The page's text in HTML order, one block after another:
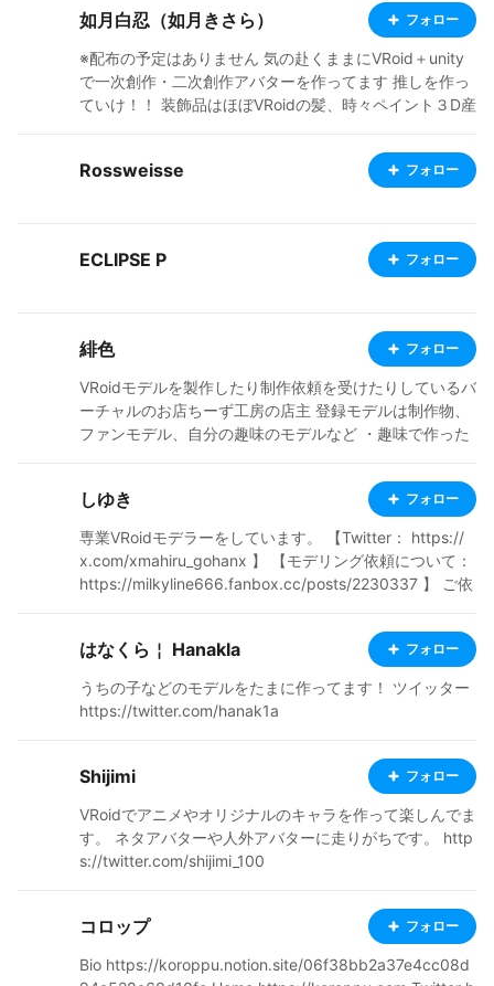
如月白忍（如月きさら） フォロー
※配布の予定はありません 気の赴くままにVRoid＋unity
で一次創作・二次創作アバターを作ってます 推しを作っ
ていけ！！ 装飾品はほぼVRoidの髪、時々ペイント３D産
様子がおかしくなってきた 意地でもblender触りたくな
いので一切blender無 ペンタブ出すのが面倒で全部マウ
sting ripped or modified versions of games and VRCs,
and posting MMD models without permission is the low
itself. For some reason, some people think that as long
as they show the citation source, they are free to use i
t, or that ripping is cool, but that is not true. It is just un
cool thievery. Don't call yourself a fan. Why don't you
make it on VRoid?
Rossweisse フォロー
ECLIPSE P フォロー
緋色 フォロー
VRoidモデルを製作したり制作依頼を受けたりしているバ
ーチャルのお店ちーず工房の店主 登録モデルは制作物、
ファンモデル、自分の趣味のモデルなど ・趣味で作った
ます。こちらも可能ならTwitterへリンクを貼っています
使用条件等は個々のモデルで異なります。
しゆき フォロー
専業VRoidモデラーをしています。 【Twitter： https://
x.com/xmahiru_gohanx 】 【モデリング依頼について：
https://milkyline666.fanbox.cc/posts/2230337 】 ご依
稿しています。 お仕事で制作させていただいたモデルは
モデル名に【制作実績】の記載があります。
はなくら￤ Hanakla フォロー
うちの子などのモデルをたまに作ってます！ ツイッター
https://twitter.com/hanak1a
Shijimi フォロー
VRoidでアニメやオリジナルのキャラを作って楽しんでま
す。 ネタアバターや人外アバターに走りがちです。 http
s://twitter.com/shijimi_100
コロップ フォロー
Bio https://koroppu.notion.site/06f38bb2a37e4cc08d